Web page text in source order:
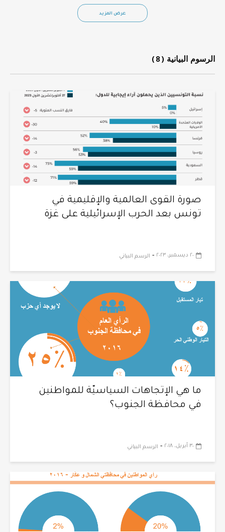
عرض المزيد
٢٠ ديسمبر، ٢٠٢٣ - الرسم البياني
صورة القوى العالمية والإقليمية في
تونس بعد الحرب الإسرائيلية على غزة
٣٠ أبريل، ٢٠١٨ - الرسم البياني
ما هي الإتجاهات السياسيّة للمواطنين
في محافظة الجنوب؟
الرسوم البيانية (8)